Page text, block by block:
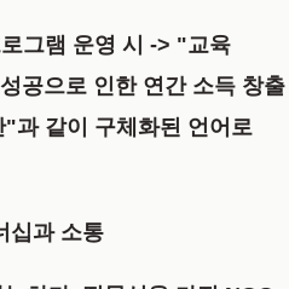
그램 운영 시 -> "교육
공으로 인한 연간 소득 창출
과 같이 구체화된 언어로
십과 소통